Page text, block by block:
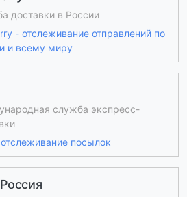
доставки в России
- отслеживание отправлений по
и всему миру
служба экспресс-
посылок